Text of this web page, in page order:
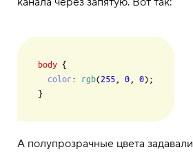
body {
color : rgb(255 0 0);
А полупрозрачные цвета